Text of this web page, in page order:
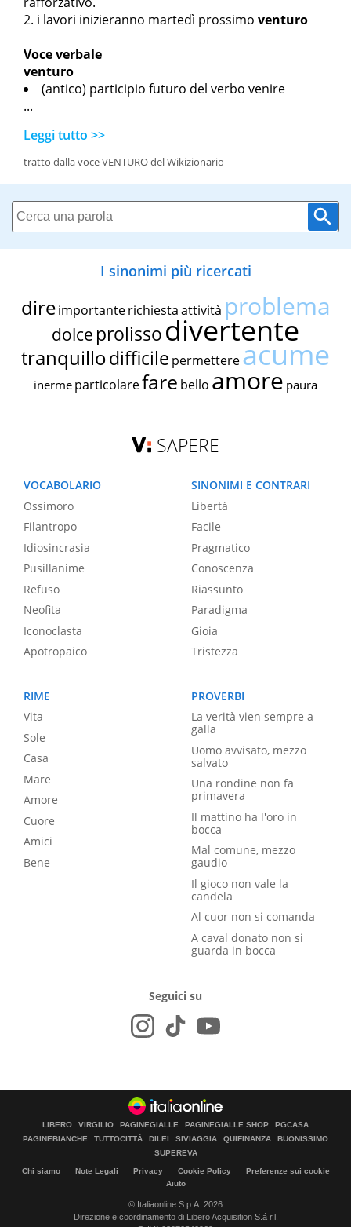
i lavori inizieranno martedì prossimo venturo
Voce verbale
venturo
(antico) participio futuro del verbo venire
...
Leggi tutto >>
tratto dalla voce VENTURO del Wikizionario
I sinonimi più ricercati
dire importante richiestaattività problema
dolce prolissodivertente
tranquillodifficile permettereacume
inerme particolarefare bello amore paura
SAPERE
VOCABOLARIO
Ossimoro
Filantropo
Idiosincrasia
Pusillanime
Refuso
Neofita
Iconoclasta
Apotropaico
SINONIMI E CONTRARI
Libertà
Facile
Pragmatico
Conoscenza
Riassunto
Paradigma
Gioia
Tristezza
RIME
Vita
Sole
Casa
Mare
Amore
Cuore
Amici
Bene
PROVERBI
La verità vien sempre a
galla
Uomo avvisato, mezzo
salvato
Una rondine non fa
primavera
Il mattino ha l'oro in
bocca
Mal comune, mezzo
gaudio
Il gioco non vale la
candela
Al cuor non si comanda
A caval donato non si
guarda in bocca
Seguici su
LIBERO VIRGILIO PAGINEGIALLE PAGINEGIALLE SHOP
PGCASA
PAGINEBIANCHE
TUTTOCITTÀ DILEI SIVIAGGIA QUIFINANZA
BUONISSIMO
SUPEREVA
Chi siamo Note Legali Privacy Cookie Policy
Preferenze sui cookie
Aiuto
© Italiaonline S.p.A. 2026
Direzione e coordinamento di Libero Acquisition S.á r.l.